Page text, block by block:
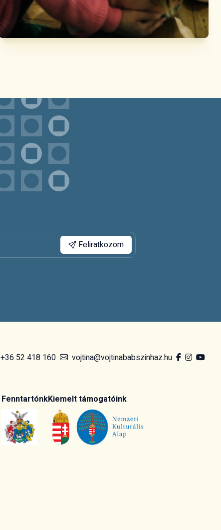
Feliratkozom
+36 52 418 160 vojtina@vojtinababszinhaz.hu
FenntartónkKiemelt támogatóink